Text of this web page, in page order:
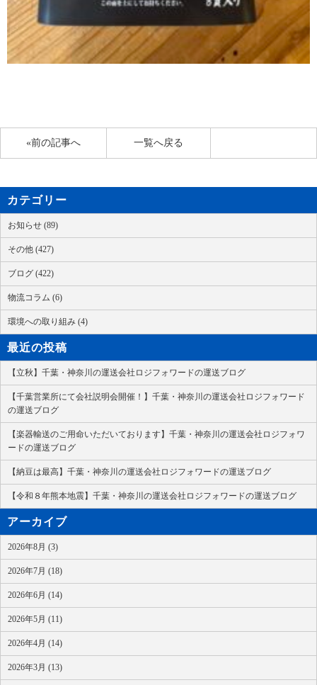
«前の記事へ 一覧へ戻る
カテゴリー
お知らせ (89)
その他 (427)
ブログ (422)
物流コラム (6)
環境への取り組み (4)
最近の投稿
【立秋】千葉・神奈川の運送会社ロジフォワードの運送ブログ
【千葉営業所にて会社説明会開催！】千葉・神奈川の運送会社ロジフォワード
の運送ブログ
【楽器輸送のご用命いただいております】千葉・神奈川の運送会社ロジフォワ
ードの運送ブログ
【納豆は最高】千葉・神奈川の運送会社ロジフォワードの運送ブログ
【令和８年熊本地震】千葉・神奈川の運送会社ロジフォワードの運送ブログ
アーカイブ
2026年8月 (3)
2026年7月 (18)
2026年6月 (14)
2026年5月 (11)
2026年4月 (14)
2026年3月 (13)